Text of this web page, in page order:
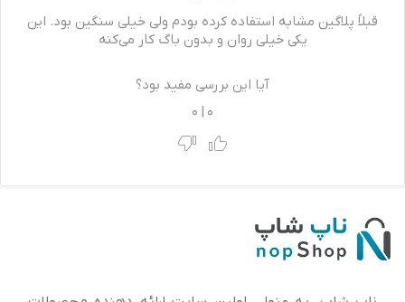
قبلاً پلاگین مشابه استفاده کرده بودم ولی خیلی سنگین بود. این
یکی خیلی روان و بدون باگ کار می‌کنه
آیا این بررسی مفید بود؟
0
|
0